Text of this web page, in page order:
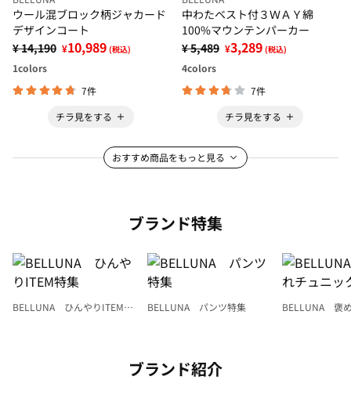
ウール混ブロック柄ジャカード
デザインコート
¥ 14,190 ¥10,989 (税込)
1colors
7件
チラ見をする
中わたベスト付３ＷＡＹ綿
100%マウンテンパーカー
¥ 5,489 ¥3,289 (税込)
4colors
7件
チラ見をする
おすすめ商品をもっと見る
ブランド特集
BELLUNA ひんやりITEM特
BELLUNA パンツ特集
BELLUNA 褒
ブランド紹介